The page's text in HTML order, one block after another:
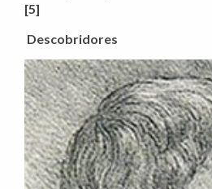
[5]
Descobridores